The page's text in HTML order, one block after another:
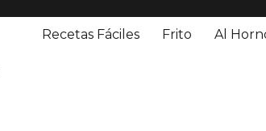
Recetas Fáciles Frito Al